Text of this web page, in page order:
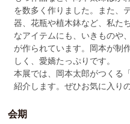
を数多く作りました。また、
器、花瓶や植木鉢など、私た
なアイテムにも、いきものや
が作られています。岡本が制
しく、愛嬌たっぷりです。
本展では、岡本太郎がつくる
紹介します。ぜひお気に入り
会期